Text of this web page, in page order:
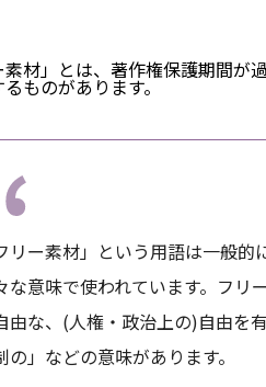
素材」とは、著作権保護期間
ものがあります。
リー素材」という用語は一般
な意味で使われています。フリ
由な、(人権・政治上の)自由を
の」などの意味があります。